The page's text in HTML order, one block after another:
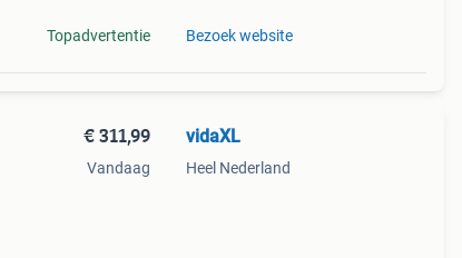
Topadvertentie Bezoek website
€ 311,99
Vandaag
vidaXL
Heel Nederland